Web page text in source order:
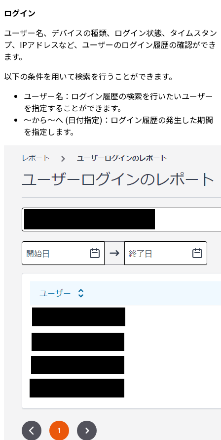
ログイン
ユーザー名、デバイスの種類、ログイン状態、タイムスタン
プ、IPアドレスなど、ユーザーのログイン履歴の確認ができ
ます。
以下の条件を用いて検索を行うことができます。
ユーザー名：ログイン履歴の検索を行いたいユーザー
を指定することができます。
～から～へ (日付指定)：ログイン履歴の発生した期間
を指定します。